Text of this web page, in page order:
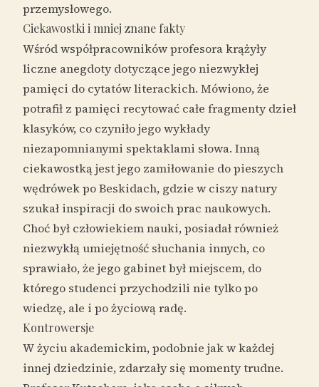
przemysłowego.
Ciekawostki i mniej znane fakty
Wśród współpracowników profesora krążyły
liczne anegdoty dotyczące jego niezwykłej
pamięci do cytatów literackich. Mówiono, że
potrafił z pamięci recytować całe fragmenty dzieł
klasyków, co czyniło jego wykłady
niezapomnianymi spektaklami słowa. Inną
ciekawostką jest jego zamiłowanie do pieszych
wędrówek po Beskidach, gdzie w ciszy natury
szukał inspiracji do swoich prac naukowych.
Choć był człowiekiem nauki, posiadał również
niezwykłą umiejętność słuchania innych, co
sprawiało, że jego gabinet był miejscem, do
którego studenci przychodzili nie tylko po
wiedzę, ale i po życiową radę.
Kontrowersje
W życiu akademickim, podobnie jak w każdej
innej dziedzinie, zdarzały się momenty trudne.